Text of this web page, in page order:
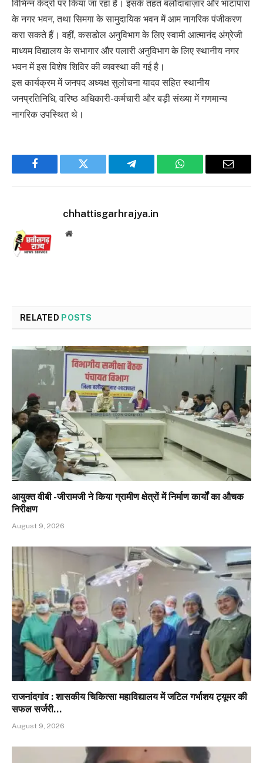
विभिन्न केंद्रों पर किया जा रहा है। इसके तहत बलौदाबाज़ार और भाटापारा
के नगर भवन, तथा सिमगा के सामुदायिक भवन में आम नागरिक पंजीकरण
करा सकते हैं। वहीं, कसडोल अनुविभाग के लिए स्वामी आत्मानंद अंग्रेजी
माध्यम विद्यालय के सभागार और पलारी अनुविभाग के लिए स्थानीय नगर
भवन में इस विशेष शिविर की व्यवस्था की गई है।
इस कार्यक्रम में जनपद अध्यक्ष सुलोचना यादव सहित स्थानीय
जनप्रतिनिधि, वरिष्ठ अधिकारी-कर्मचारी और बड़ी संख्या में गणमान्य
नागरिक उपस्थित थे।
Facebook Twitter Telegram WhatsApp Email
chhattisgarhrajya.in
Website
RELATED POSTS
आयुक्त वीबी -जीरामजी ने किया ग्रामीण क्षेत्रों में निर्माण कार्यों का औचक
निरीक्षण
August 9, 2026
राजनांदगांव : शासकीय चिकित्सा महाविद्यालय में जटिल गर्भाशय ट्यूमर की
सफल सर्जरी…
August 9, 2026